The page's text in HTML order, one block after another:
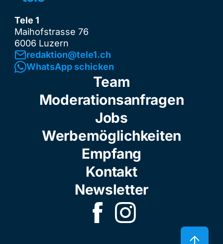
Tele 1
Maihofstrasse 76
6006 Luzern
redaktion@tele1.ch
WhatsApp schicken
Team
Moderationsanfragen
Jobs
Werbemöglichkeiten
Empfang
Kontakt
Newsletter